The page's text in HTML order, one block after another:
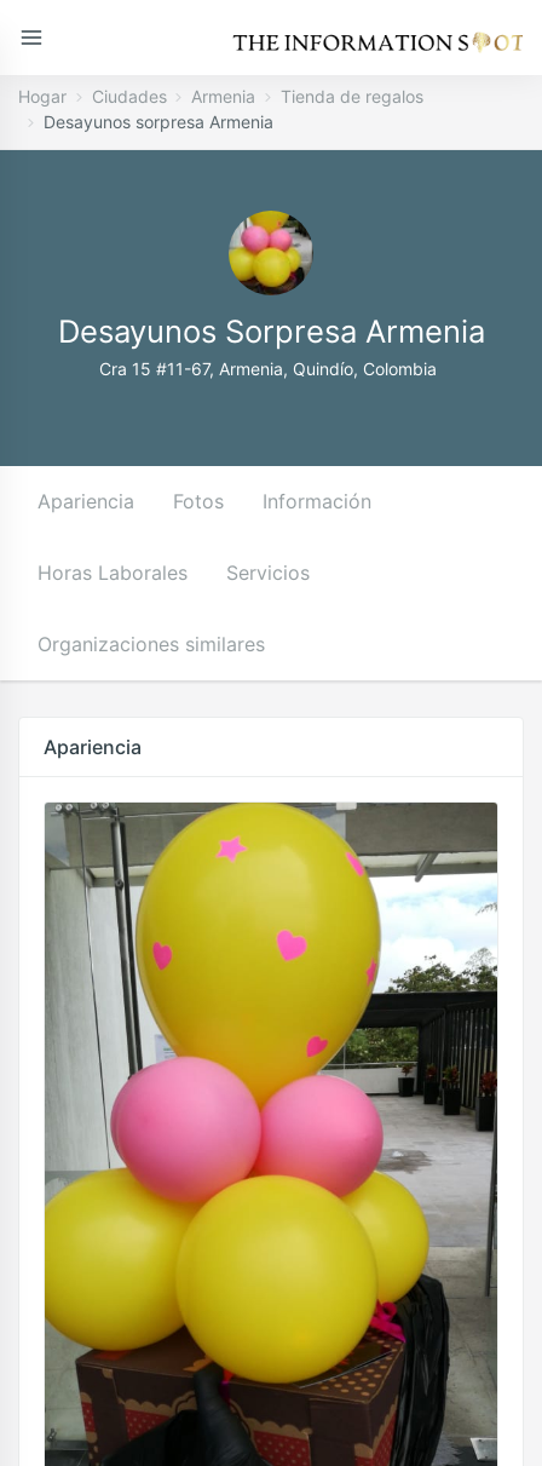
Hogar Ciudades Armenia
Tienda de regalos
Desayunos sorpresa Armenia
Desayunos Sorpresa Armenia
Cra 15 #11-67, Armenia, Quindío, Colombia
Apariencia Fotos Información
Horas Laborales Servicios
Organizaciones similares
Apariencia